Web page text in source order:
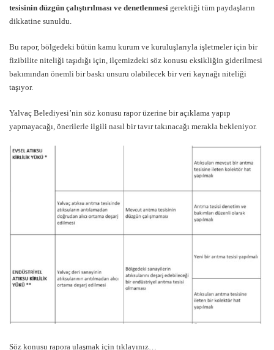
tesisinin düzgün çalıştırılması ve denetlenmesi gerektiği tüm paydaşların
dikkatine sunuldu.
Bu rapor, bölgedeki bütün kamu kurum ve kuruluşlarıyla işletmeler için bir
fizibilite niteliği taşıdığı için, ilçemizdeki söz konusu eksikliğin giderilmesi
bakımından önemli bir baskı unsuru olabilecek bir veri kaynağı niteliği
taşıyor.
Yalvaç Belediyesi’nin söz konusu rapor üzerine bir açıklama yapıp
yapmayacağı, önerilerle ilgili nasıl bir tavır takınacağı merakla bekleniyor.
Söz konusu rapora ulaşmak için tıklayınız…